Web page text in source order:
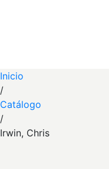
Inicio
/
Catálogo
/
Irwin, Chris